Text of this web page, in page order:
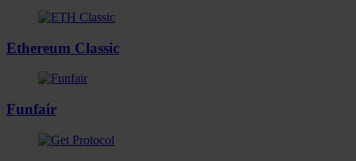
Ethereum Classic
Funfair